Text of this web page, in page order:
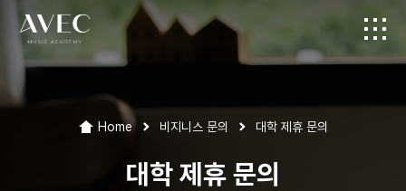
Home 비지니스 문의 대학 제휴 문의
대학 제휴 문의